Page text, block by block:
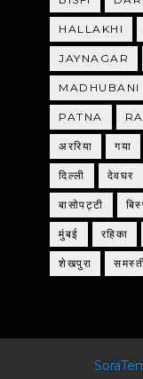
HALLAKHI
JAYNAGAR
MADHUBANI
PATNA
अररिया गया
दिल्ली देवघर
बासोपट्टी
मुंबई रहिका
शेखपुरा